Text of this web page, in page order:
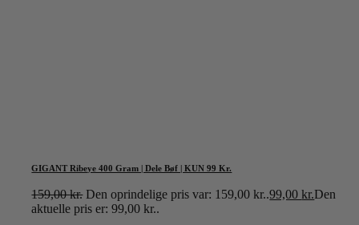
GIGANT Ribeye 400 Gram | Dele Bøf | KUN 99 Kr.
159,00kr. Den oprindelige pris var: 159,00 kr..99,00kr.Den
aktuelle pris er: 99,00 kr..